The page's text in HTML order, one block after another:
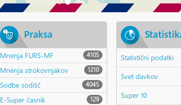
Praksa
Mnenja FURS-MF 4105
Mnenja strokovnjakov 1210
Sodbe sodišč 4045
E-Super časnik 129
Statistični podatki
Svet davkov
Super 10